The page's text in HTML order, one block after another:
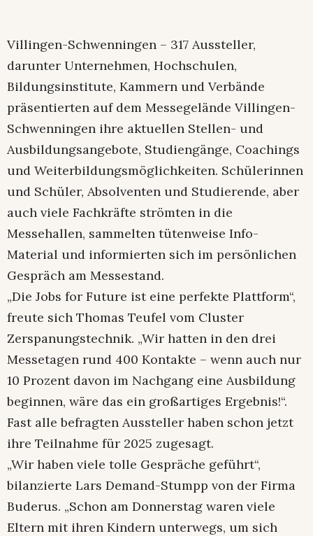
Villingen-Schwenningen – 317 Aussteller,
darunter Unternehmen, Hochschulen,
Bildungsinstitute, Kammern und Verbände
präsentierten auf dem Messegelände Villingen-
Schwenningen ihre aktuellen Stellen- und
Ausbildungsangebote, Studiengänge, Coachings
und Weiterbildungsmöglichkeiten. Schülerinnen
und Schüler, Absolventen und Studierende, aber
auch viele Fachkräfte strömten in die
Messehallen, sammelten tütenweise Info-
Material und informierten sich im persönlichen
Gespräch am Messestand.
„Die Jobs for Future ist eine perfekte Plattform“,
freute sich Thomas Teufel vom Cluster
Zerspanungstechnik. „Wir hatten in den drei
Messetagen rund 400 Kontakte – wenn auch nur
10 Prozent davon im Nachgang eine Ausbildung
beginnen, wäre das ein großartiges Ergebnis!“.
Fast alle befragten Aussteller haben schon jetzt
ihre Teilnahme für 2025 zugesagt.
„Wir haben viele tolle Gespräche geführt“,
bilanzierte Lars Demand-Stumpp von der Firma
Buderus. „Schon am Donnerstag waren viele
Eltern mit ihren Kindern unterwegs, um sich